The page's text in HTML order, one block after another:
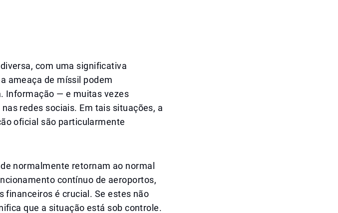
com uma significativa
ameaça de míssil podem
Informação — e muitas vezes
redes sociais. Em tais situações, a
oficial são particularmente
normalmente retornam ao normal
contínuo de aeroportos,
financeiros é crucial. Se estes não
que a situação está sob controle.